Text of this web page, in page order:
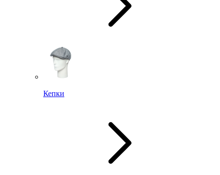
Кепки